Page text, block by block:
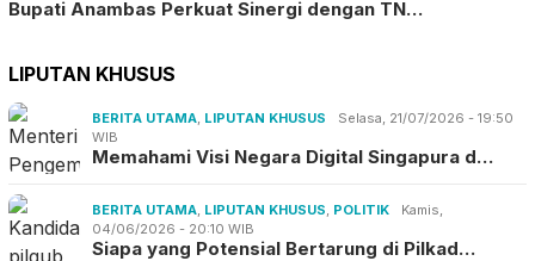
Bupati Anambas Perkuat Sinergi dengan TN…
LIPUTAN KHUSUS
BERITA UTAMA LIPUTAN KHUSUS
Selasa, 21/07/2026 - 19:50
WIB
Memahami Visi Negara Digital Singapura d…
BERITA UTAMA LIPUTAN KHUSUS POLITIK
Kamis,
04/06/2026 - 20:10 WIB
Siapa yang Potensial Bertarung di Pilkad…